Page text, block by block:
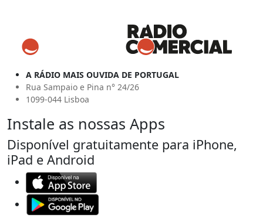
A RÁDIO MAIS OUVIDA DE PORTUGAL
Rua Sampaio e Pina n° 24/26
1099-044 Lisboa
Instale as nossas Apps
Disponível gratuitamente para iPhone,
iPad e Android